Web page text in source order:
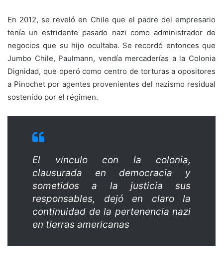
En 2012, se reveló en Chile que el padre del empresario
tenía un estridente pasado nazi como administrador de
negocios que su hijo ocultaba. Se recordó entonces que
Jumbo Chile, Paulmann, vendía mercaderías a la Colonia
Dignidad, que operó como centro de torturas a opositores
a Pinochet por agentes provenientes del nazismo residual
sostenido por el régimen.
El vínculo con la colonia,
clausurada en democracia y
sometidos a la justicia sus
responsables, dejó en claro la
continuidad de la pertenencia nazi
en tierras americanas